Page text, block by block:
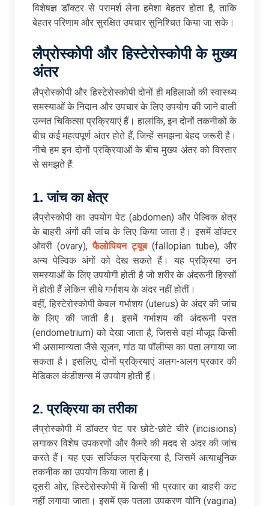
विशेषज्ञ डॉक्टर से परामर्श लेना हमेशा बेहतर होता है, ताकि
बेहतर परिणाम और सुरक्षित उपचार सुनिश्चित किया जा सके।
लैप्रोस्कोपी और हिस्टेरोस्कोपी के मुख्य
अंतर
लैप्रोस्कोपी और हिस्टेरोस्कोपी दोनों ही महिलाओं की स्वास्थ्य
समस्याओं के निदान और उपचार के लिए उपयोग की जाने वाली
उन्नत चिकित्सा प्रक्रियाएं हैं। हालांकि, इन दोनों तकनीकों के
बीच कई महत्वपूर्ण अंतर होते हैं, जिन्हें समझना बेहद जरूरी है।
नीचे हम इन दोनों प्रक्रियाओं के बीच मुख्य अंतर को विस्तार
से समझते हैं:
1.जांच का क्षेत्र
लैप्रोस्कोपी का उपयोग पेट (abdomen) और पेल्विक क्षेत्र
के बाहरी अंगों की जांच के लिए किया जाता है। इसमें डॉक्टर
ओवरी (ovary), फैलोपियन ट्यूब(fallopian tube), और
अन्य पेल्विक अंगों को देख सकते हैं। यह प्रक्रिया उन
समस्याओं के लिए उपयोगी होती है जो शरीर के अंदरूनी हिस्सों
में होती हैं लेकिन सीधे गर्भाशय के अंदर नहीं होतीं।
वहीं, हिस्टेरोस्कोपी केवल गर्भाशय (uterus) के अंदर की जांच
के लिए की जाती है। इसमें गर्भाशय की अंदरूनी परत
(endometrium) को देखा जाता है, जिससे वहां मौजूद किसी
भी असामान्यता जैसे सूजन, गांठ या पॉलीप्स का पता लगाया जा
सकता है। इसलिए, दोनों प्रक्रियाएं अलग-अलग प्रकार की
मेडिकल कंडीशन्स में उपयोग होती हैं।
2.प्रक्रिया का तरीका
लैप्रोस्कोपी में डॉक्टर पेट पर छोटे-छोटे चीरे (incisions)
लगाकर विशेष उपकरणों और कैमरे की मदद से अंदर की जांच
करते हैं। यह एक सर्जिकल प्रक्रिया है, जिसमें अत्याधुनिक
तकनीक का उपयोग किया जाता है।
दूसरी ओर, हिस्टेरोस्कोपी में किसी भी प्रकार का बाहरी कट
नहीं लगाया जाता। इसमें एक पतला उपकरण योनि (vagina)